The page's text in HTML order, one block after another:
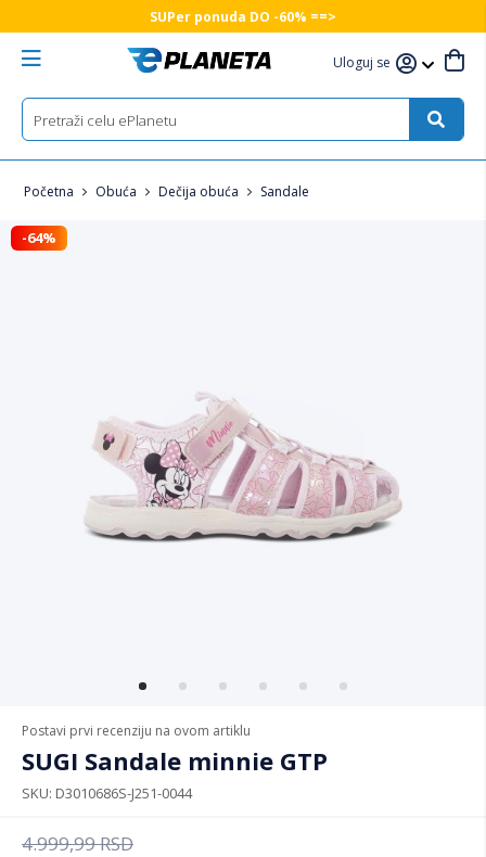
SUPer ponuda DO -60% ==>
Uloguj se
Početna Obuća Dečija obuća Sandale
Postavi prvi recenziju na ovom artiklu
SUGI Sandale minnie GTP
SKU D3010686S-J251-0044
4.999,99RSD
-64%